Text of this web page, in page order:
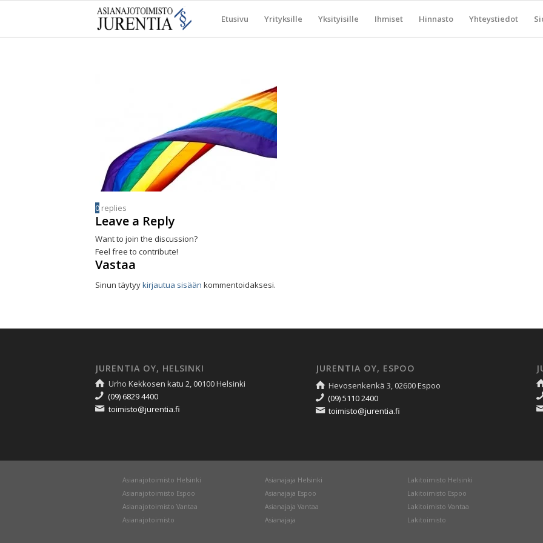
Etusivu Yrityksille Yksityisille Ihmiset Hinnasto Yhteystiedot
0 replies
Leave a Reply
Want to join the discussion?
Feel free to contribute!
Vastaa
Sinun täytyykirjautua sisään kommentoidaksesi.
JURENTIA OY, HELSINKI
Urho Kekkosen katu 2, 00100 Helsinki
(09) 6829 4400
toimisto@jurentia.fi
JURENTIA OY, ESPOO
Hevosenkenkä 3, 02600 Espoo
(09) 5110 2400
toimisto@jurentia.fi
Asianajotoimisto Helsinki
Asianajotoimisto Espoo
Asianajotoimisto Vantaa
Asianajotoimisto
Asianajaja Helsinki
Asianajaja Espoo
Asianajaja Vantaa
Asianajaja
Lakitoimisto Helsinki
Lakitoimisto Espoo
Lakitoimisto Vantaa
Lakitoimisto